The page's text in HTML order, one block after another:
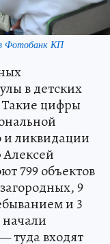
Фотобанк КП
в детских
Такие цифры
ликвидации
Алексей
799 объектов
9
и 3
туда входят